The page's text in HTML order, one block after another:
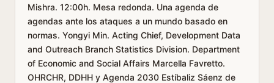
Mishra. 12:00h. Mesa redonda. Una agenda de
agendas ante los ataques a un mundo basado en
normas. Yongyi Min. Acting Chief, Development Data
and Outreach Branch Statistics Division. Department
of Economic and Social Affairs Marcella Favretto.
OHRCHR, DDHH y Agenda 2030 Estíbaliz Sáenz de